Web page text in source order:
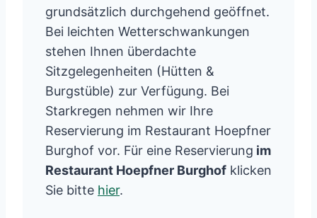
grundsätzlich durchgehend geöffnet.
Bei leichten Wetterschwankungen
stehen Ihnen überdachte
Sitzgelegenheiten (Hütten &
Burgstüble) zur Verfügung. Bei
Starkregen nehmen wir Ihre
Reservierung im Restaurant Hoepfner
Burghof vor. Für eine Reservierung im
Restaurant Hoepfner Burghof klicken
Sie bitte hier.